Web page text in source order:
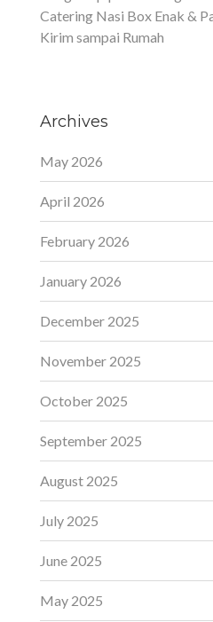
Catering Nasi Box Enak &
Kirim sampai Rumah
Archives
May 2026
April 2026
February 2026
January 2026
December 2025
November 2025
October 2025
September 2025
August 2025
July 2025
June 2025
May 2025